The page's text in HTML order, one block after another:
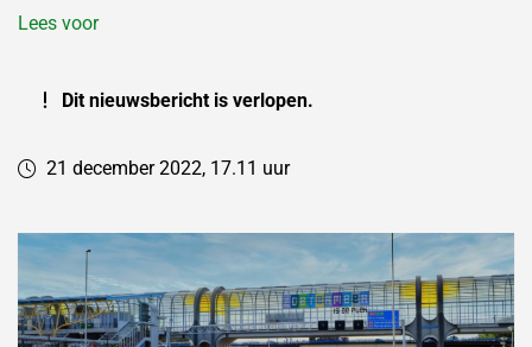
Lees voor
Dit nieuwsbericht is verlopen.
21 december 2022, 17.11 uur